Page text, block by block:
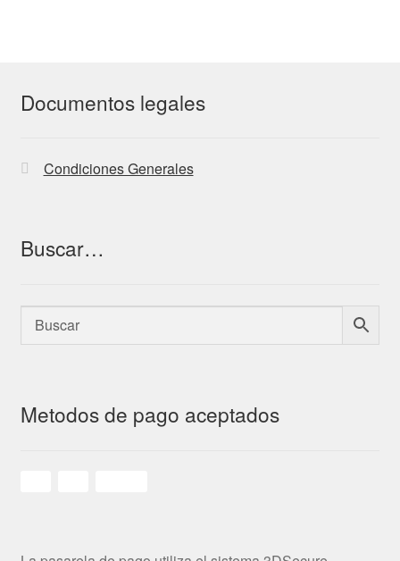
Documentos legales
Condiciones Generales
Buscar…
Metodos de pago aceptados